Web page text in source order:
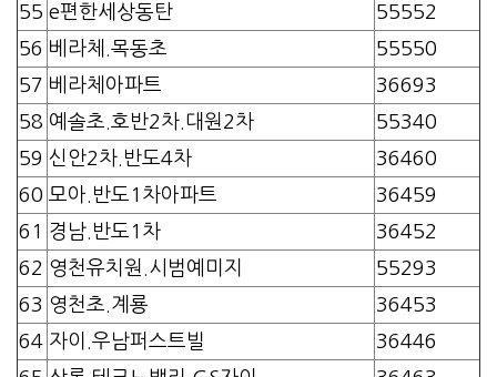
55 e편한세상동탄
55552
56 베라체.목동초
55550
57 베라체아파트
36693
58 예솔초.호반2차.대원2차
55340
59 신안2차.반도4차
36460
60 모아.반도1차아파트
36459
61
경남.반도1차
36452
62 영천유치원.시범예미지
55293
63 영천초.계룡
36453
64 자이.우남퍼스트빌
36446